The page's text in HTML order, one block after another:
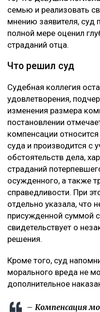
взыскать с
жалобе указывалось,
алкогольного
дорожного движения,
человека, включая
Кроме того,
то, что девушка
семью и реализовать
мнению заявителя, суд
полной мере оценил
страданий отца.
Что решил суд
Судебная коллегия
удовлетворения,
изменения размера
постановлении
компенсации
обстоятельств дела,
страданий
осужденного, а также
отдельно указала, что